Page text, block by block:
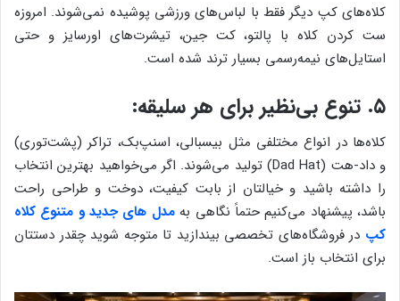
کلاه‌های کپ دیگر فقط با لباس‌های ورزشی پوشیده نمی‌شوند. امروزه
ست کردن کلاه با پالتو، کت جین، تیشرت‌های اورسایز و حتی
استایل‌های نیمه‌رسمی بسیار ترند شده است.
۵. تنوع بی‌نظیر برای هر سلیقه:
کلاه‌ها در انواع مختلفی مثل بیسبالی، اسنپ‌بک، تراکر (پشت‌توری)
و داد-هت (Dad Hat) تولید می‌شوند. اگر می‌خواهید بهترین انتخاب
را داشته باشید و خیالتان از بابت کیفیت، دوخت و طراحی راحت
باشد، پیشنهاد می‌کنیم حتماً نگاهی بهمدل های جدید و متنوع کلاه
کپ در فروشگاه‌های تخصصی بیندازید تا متوجه شوید چقدر دستتان
برای انتخاب باز است.